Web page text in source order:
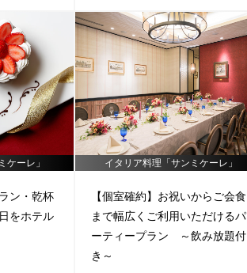
ケーレ」
ン・乾杯
をホテル
イタリア料理「サンミケーレ」
【個室確約】お祝いからご会食
まで幅広くご利用いただけるパ
ーティープラン ～飲み放題付
き～
宿泊予約確認・キャンセル